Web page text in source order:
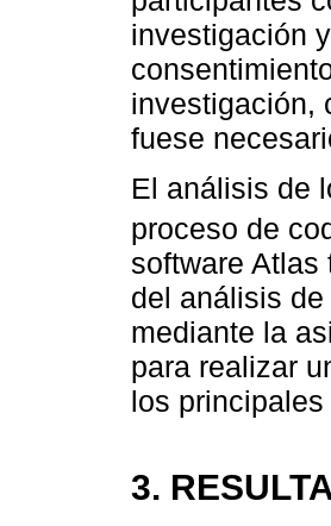
investigación
investigación,
fuese
El análisis de
proceso de
software
del análisis
mediante la
para realizar
los
3.